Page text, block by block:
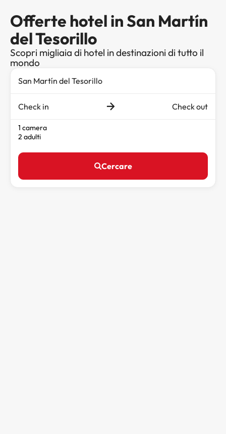
Offerte hotel in San Martín
del Tesorillo
Scopri migliaia di hotel in destinazioni di tutto il
mondo
Check in Check out
1 camera
2 adulti
Cercare